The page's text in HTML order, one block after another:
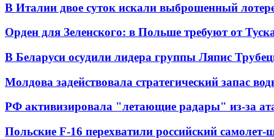
В Италии двое суток искали выброшенный
Орден для Зеленского: в Польше требуют от
В Беларуси осудили лидера группы Ляпис
Молдова задействовала стратегический запас
РФ активизировала "летающие радары" из-за
Польские F-16 перехватили российский